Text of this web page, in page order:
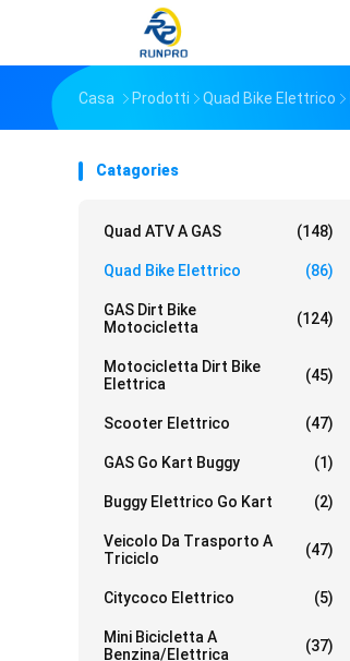
Casa Prodotti Quad Bike Elettrico
Catagories
Quad ATV A GAS (148)
Quad Bike Elettrico (86)
GAS Dirt Bike
Motocicletta
(124)
Motocicletta Dirt Bike
Elettrica
(45)
Scooter Elettrico (47)
GAS Go Kart Buggy (1)
Buggy Elettrico Go Kart (2)
Veicolo Da Trasporto A
Triciclo
(47)
Citycoco Elettrico (5)
Mini Bicicletta A
Benzina/elettrica
(37)